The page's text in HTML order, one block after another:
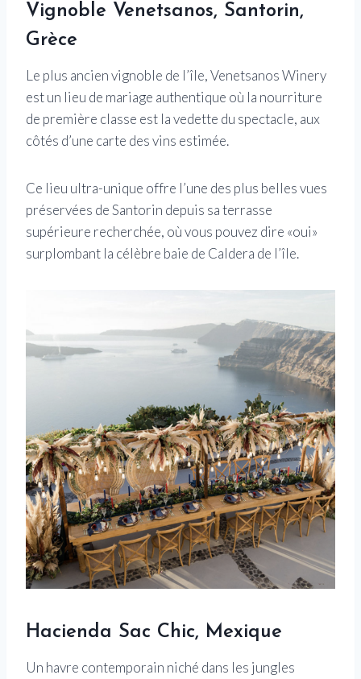
Vignoble Venetsanos, Santorin,
Grèce
Le plus ancien vignoble de l’île, Venetsanos Winery
est un lieu de mariage authentique où la nourriture
de première classe est la vedette du spectacle, aux
côtés d’une carte des vins estimée.
Ce lieu ultra-unique offre l’une des plus belles vues
préservées de Santorin depuis sa terrasse
supérieure recherchée, où vous pouvez dire «oui»
surplombant la célèbre baie de Caldera de l’île.
Hacienda Sac Chic, Mexique
Un havre contemporain niché dans les jungles